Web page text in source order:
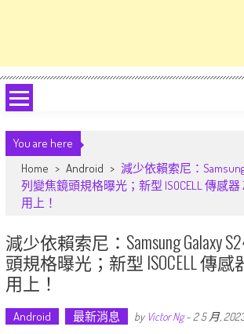
You are here
Home > Android > 減少依賴索尼：Samsung
列變焦鏡頭規格曝光；新型 ISOCELL 傳感器
用上！
減少依賴索尼：Samsung Galaxy
頭規格曝光；新型 ISOCELL 傳感
用上！
Android 最新消息 by Victor Ng- 2 5 月,